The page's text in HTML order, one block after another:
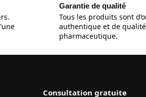
Garantie de qualité
Tous les produits sont
authentique et de qualité
pharmaceutique.
Consultation gratuite